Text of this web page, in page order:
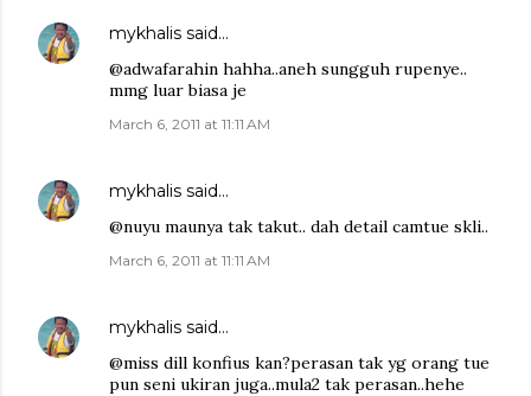
mykhalis said…
@adwafarahin hahha..aneh sungguh rupenye..
mmg luar biasa je
March 6, 2011 at 11:11 AM
mykhalis said…
@nuyu maunya tak takut.. dah detail camtue skli..
March 6, 2011 at 11:11 AM
mykhalis said…
@miss dill konfius kan?perasan tak yg orang tue
pun seni ukiran juga..mula2 tak perasan..hehe